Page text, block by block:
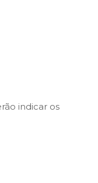
indicar os